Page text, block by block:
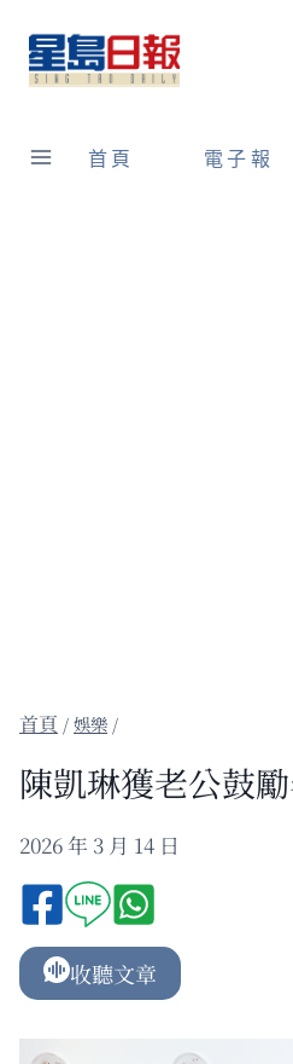
content
首頁 電子報
/娛樂 /
陳凱琳獲老公鼓
2026 年 3 月 14 日
收聽文章